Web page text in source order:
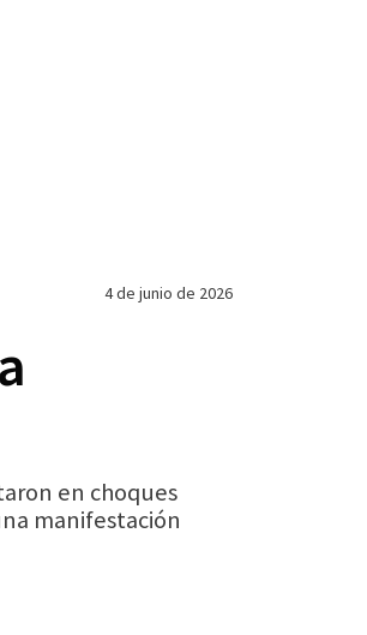
4 de junio de 2026
en choques
manifestación